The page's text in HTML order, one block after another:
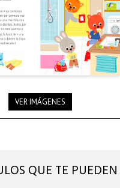
VER IMÁGENES
QUE TE